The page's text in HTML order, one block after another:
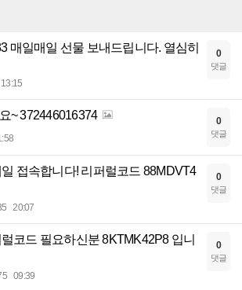
매일매일 선물 보내드립니다. 열심히
13:15
0
댓글
~ 372446016374 0
댓글
접속합니다! 리퍼럴코드 88MDVT4
20:07
0
댓글
코드 필요하신분 8KTMK42P8 입니
09:39
0
댓글